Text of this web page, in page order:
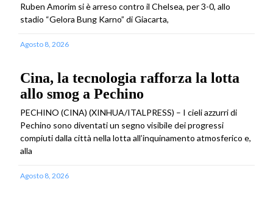
Ruben Amorim si è arreso contro il Chelsea, per 3-0, allo
stadio “Gelora Bung Karno” di Giacarta,
Agosto 8, 2026
Cina, la tecnologia rafforza la lotta
allo smog a Pechino
PECHINO (CINA) (XINHUA/ITALPRESS) – I cieli azzurri di
Pechino sono diventati un segno visibile dei progressi
compiuti dalla città nella lotta all’inquinamento atmosferico e,
alla
Agosto 8, 2026